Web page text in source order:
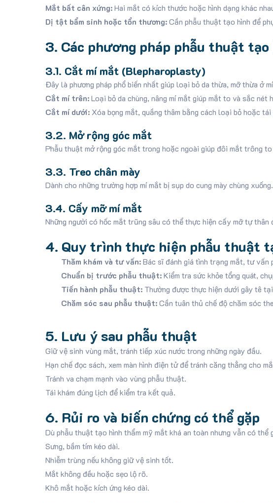
Mắt bất cân xứng:Hai mắt có kích thước hoặc hình dạng khác
Dị tật bẩm sinh hoặc tổn thương:Cần phẫu thuật tạo hình để
3. Các phương pháp phẫu thuật
3.1. Cắt mí mắt (Blepharoplasty)
Đây là phương pháp phổ biến nhất giúp loại bỏ da thừa, mỡ thừa ở
Cắt mí trên:Loại bỏ da chùng, nâng mí mắt giúp mắt to và sắc nét
Cắt mí dưới:Xóa bọng mắt, quầng thâm bằng cách loại bỏ hoặc tái
3.2. Mở rộng góc mắt
Phẫu thuật mở rộng góc mắt trong hoặc ngoài giúp đôi mắt trông
3.3. Treo chân mày
Dành cho những trường hợp mí mắt bị sụp do cung mày chùng
3.4. Cấy mỡ mí mắt
Những người có hốc mắt trũng sâu có thể thực hiện cấy mỡ tự
4. Quy trình thực hiện phẫu thuật
Thăm khám và tư vấn:Bác sĩ đánh giá tình trạng mắt, tư vấn
Chuẩn bị trước phẫu thuật:Kiểm tra sức khỏe tổng quát,
Tiến hành phẫu thuật:Thường được thực hiện dưới gây tê
Chăm sóc sau phẫu thuật:Cần tuân thủ chế độ chăm sóc
5. Lưu ý sau phẫu thuật
Giữ vệ sinh vùng mắt, tránh tiếp xúc nước trong những ngày đầu.
Hạn chế đọc sách, xem màn hình điện tử để tránh căng thẳng cho
Tránh va chạm mạnh vào vùng phẫu thuật.
Tái khám đúng lịch để kiểm tra kết quả.
6. Rủi ro và biến chứng có thể gặp
Dù phẫu thuật tạo hình thẩm mỹ mắt khá an toàn nhưng vẫn có thể
Sưng, bầm tím kéo dài.
Nhiễm trùng nếu không giữ vệ sinh tốt.
Mắt không đều hoặc sẹo lộ rõ.
Khô mắt hoặc kích ứng kéo dài.